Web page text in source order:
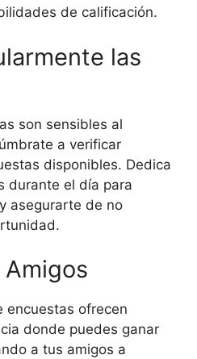
de calificación.
las
son sensibles al
a verificar
disponibles. Dedica
durante el día para
asegurarte de no
encuestas ofrecen
donde puedes ganar
a tus amigos a